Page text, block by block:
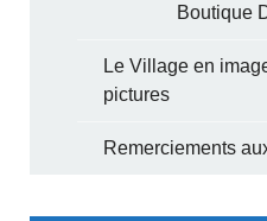
Boutique
Le Village en
pictures
Remerciements